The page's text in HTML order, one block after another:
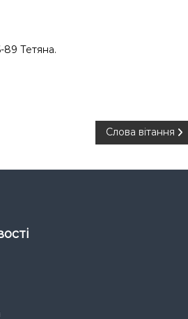
Тетяна.
Слова вітання